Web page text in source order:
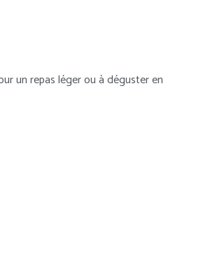
un repas léger ou à déguster en